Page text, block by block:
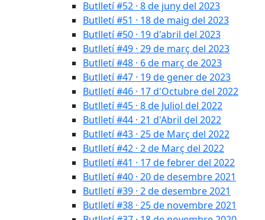
Butlletí #52 · 8 de juny del 2023
Butlletí #51 · 18 de maig del 2023
Butlletí #50 · 19 d'abril del 2023
Butlletí #49 · 29 de març del 2023
Butlletí #48 · 6 de març de 2023
Butlletí #47 · 19 de gener de 2023
Butlletí #46 · 17 d'Octubre del 2022
Butlletí #45 · 8 de Juliol del 2022
Butlletí #44 · 21 d'Abril del 2022
Butlletí #43 · 25 de Març del 2022
Butlletí #42 · 2 de Març del 2022
Butlletí #41 · 17 de febrer del 2022
Butlletí #40 · 20 de desembre 2021
Butlletí #39 · 2 de desembre 2021
Butlletí #38 · 25 de novembre 2021